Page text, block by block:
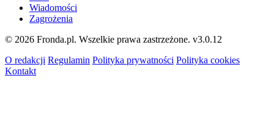
Wiadomości
Zagrożenia
© 2026 Fronda.pl. Wszelkie prawa zastrzeżone. v3.0.12
O redakcji Regulamin Polityka prywatności Polityka cookies
Kontakt